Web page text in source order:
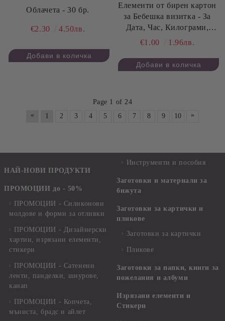
Облачета - 30 бр.
€2.30 4.50лв.
Елементи от бирен картон
за Бебешка визитка - За
Дата, Час, Килограми,
Сантиметри - 2 комплекта
€1.00 1.96лв.
Page 1 of 24
«
1 2 3 4 5 6 7 8 9 10 »
НАЙ-НОВИ ПРОДУКТИ
ПРОМОЦИИ до - 50%
ПРОМОЦИИ - Силиконови
молдове и форми за отливки
ПРОМОЦИИ - Дизайнерски
хартии, изрязани елементи,
стикери
ПРОМОЦИИ - Сатенени
ленти, панделки, шнурове,
канап
ПРОМОЦИИ - Копчета,
мъниста, брадс и айлет
Инструменти и пособия
Заготовки и материали за
бижута
Заготовки за картички и
пликове
Заготовки за картички
Пликове
Заготовки за папки, книги за
пожелания и албуми
Изрязани елементи и
Стикери